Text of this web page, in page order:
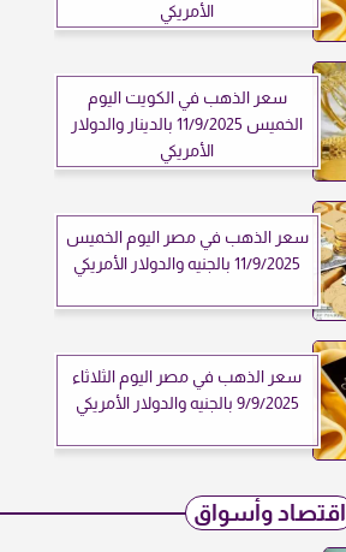
الأمريكي
سعر الذهب في الكويت اليوم
الخميس 11/9/2025 بالدينار والدولار
الأمريكي
سعر الذهب في مصر اليوم الخميس
11/9/2025 بالجنيه والدولار الأمريكي
سعر الذهب في مصر اليوم الثلاثاء
9/9/2025 بالجنيه والدولار الأمريكي
اقتصاد وأسواق